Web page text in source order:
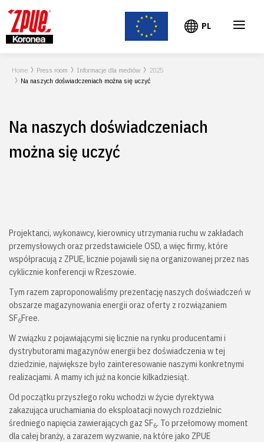
PL ≡
Home Press room Informacje dla mediów
2025
Na naszych doświadczeniach można się uczyć
Na naszych doświadczeniach
można się uczyć
Projektanci, wykonawcy, kierownicy utrzymania ruchu w zakładach
przemysłowych oraz przedstawiciele OSD, a więc firmy, które
współpracują z ZPUE, licznie pojawili się na organizowanej przez nas
cyklicznie konferencji w Rzeszowie.
Tym razem zaproponowaliśmy prezentację naszych doświadczeń w
obszarze magazynowania energii oraz oferty z rozwiązaniem
SF6Free.
W związku z pojawiającymi się licznie na rynku producentami i
dystrybutorami magazynów energii bez doświadczenia w tej
dziedzinie, największe było zainteresowanie naszymi konkretnymi
realizacjami. A mamy ich już na koncie kilkadziesiąt.
Od początku przyszłego roku wchodzi w życie dyrektywa
zakazująca uruchamiania do eksploatacji nowych rozdzielnic
średniego napięcia zawierających gaz SF6. To przełomowy moment
dla całej branży, a zarazem wyzwanie, na które jako ZPUE